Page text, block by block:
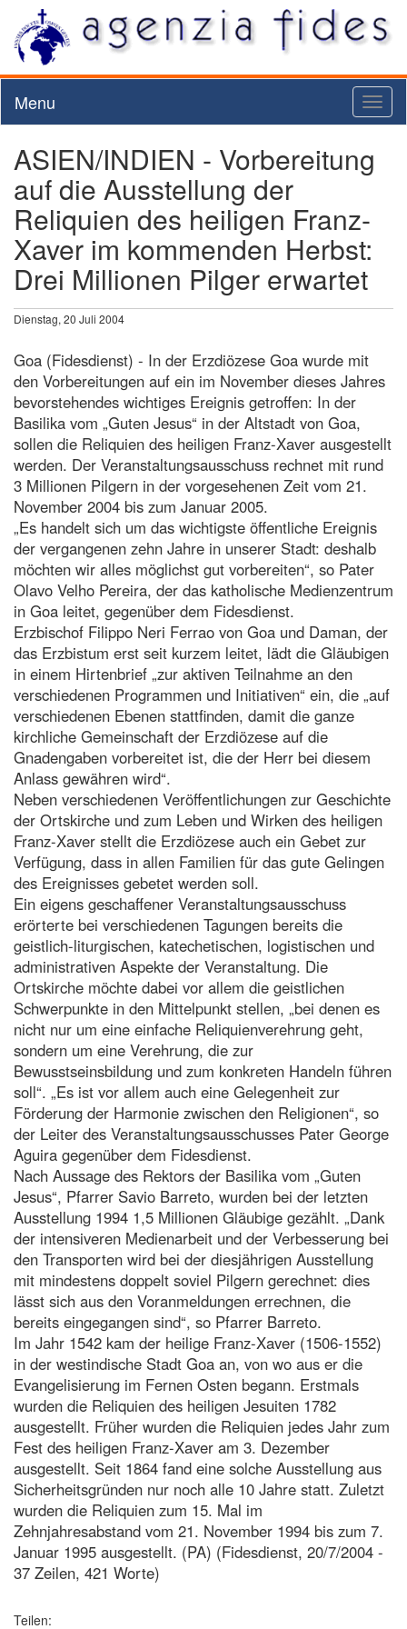
Menu
ASIEN/INDIEN - Vorbereitung
auf die Ausstellung der
Reliquien des heiligen Franz-
Xaver im kommenden Herbst:
Drei Millionen Pilger erwartet
Dienstag, 20 Juli 2004
Goa (Fidesdienst) - In der Erzdiözese Goa wurde mit
den Vorbereitungen auf ein im November dieses Jahres
bevorstehendes wichtiges Ereignis getroffen: In der
Basilika vom „Guten Jesus“ in der Altstadt von Goa,
sollen die Reliquien des heiligen Franz-Xaver ausgestellt
werden. Der Veranstaltungsausschuss rechnet mit rund
3 Millionen Pilgern in der vorgesehenen Zeit vom 21.
November 2004 bis zum Januar 2005.
„Es handelt sich um das wichtigste öffentliche Ereignis
der vergangenen zehn Jahre in unserer Stadt: deshalb
möchten wir alles möglichst gut vorbereiten“, so Pater
Olavo Velho Pereira, der das katholische Medienzentrum
in Goa leitet, gegenüber dem Fidesdienst.
Erzbischof Filippo Neri Ferrao von Goa und Daman, der
das Erzbistum erst seit kurzem leitet, lädt die Gläubigen
in einem Hirtenbrief „zur aktiven Teilnahme an den
verschiedenen Programmen und Initiativen“ ein, die „auf
verschiedenen Ebenen stattfinden, damit die ganze
kirchliche Gemeinschaft der Erzdiözese auf die
Gnadengaben vorbereitet ist, die der Herr bei diesem
Anlass gewähren wird“.
Neben verschiedenen Veröffentlichungen zur Geschichte
der Ortskirche und zum Leben und Wirken des heiligen
Franz-Xaver stellt die Erzdiözese auch ein Gebet zur
Verfügung, dass in allen Familien für das gute Gelingen
des Ereignisses gebetet werden soll.
Ein eigens geschaffener Veranstaltungsausschuss
erörterte bei verschiedenen Tagungen bereits die
geistlich-liturgischen, katechetischen, logistischen und
administrativen Aspekte der Veranstaltung. Die
Ortskirche möchte dabei vor allem die geistlichen
Schwerpunkte in den Mittelpunkt stellen, „bei denen es
nicht nur um eine einfache Reliquienverehrung geht,
sondern um eine Verehrung, die zur
Bewusstseinsbildung und zum konkreten Handeln führen
soll“. „Es ist vor allem auch eine Gelegenheit zur
Förderung der Harmonie zwischen den Religionen“, so
der Leiter des Veranstaltungsausschusses Pater George
Aguira gegenüber dem Fidesdienst.
Nach Aussage des Rektors der Basilika vom „Guten
Jesus“, Pfarrer Savio Barreto, wurden bei der letzten
Ausstellung 1994 1,5 Millionen Gläubige gezählt. „Dank
der intensiveren Medienarbeit und der Verbesserung bei
den Transporten wird bei der diesjährigen Ausstellung
mit mindestens doppelt soviel Pilgern gerechnet: dies
lässt sich aus den Voranmeldungen errechnen, die
bereits eingegangen sind“, so Pfarrer Barreto.
Im Jahr 1542 kam der heilige Franz-Xaver (1506-1552)
in der westindische Stadt Goa an, von wo aus er die
Evangelisierung im Fernen Osten begann. Erstmals
wurden die Reliquien des heiligen Jesuiten 1782
ausgestellt. Früher wurden die Reliquien jedes Jahr zum
Fest des heiligen Franz-Xaver am 3. Dezember
ausgestellt. Seit 1864 fand eine solche Ausstellung aus
Sicherheitsgründen nur noch alle 10 Jahre statt. Zuletzt
wurden die Reliquien zum 15. Mal im
Zehnjahresabstand vom 21. November 1994 bis zum 7.
Januar 1995 ausgestellt. (PA) (Fidesdienst, 20/7/2004 -
37 Zeilen, 421 Worte)
Teilen: